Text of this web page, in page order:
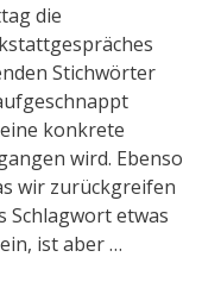
die
Stichwörter
konkrete
wird. Ebenso
wir zurückgreifen
Schlagwort etwas
ist aber …